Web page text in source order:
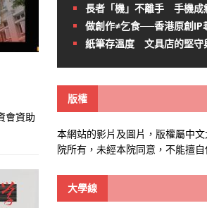
會資助
長者「機」不離手 手機成
做創作≠乞食──香港原創IP
紙筆存溫度 文具店的堅守
版權
本網站的影片及圖片，版權屬中
院所有，未經本院同意，不能擅自
大學線